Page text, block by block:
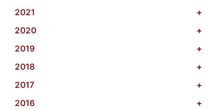
2021
+
2020
+
2019
+
2018
+
2017
+
2016
+